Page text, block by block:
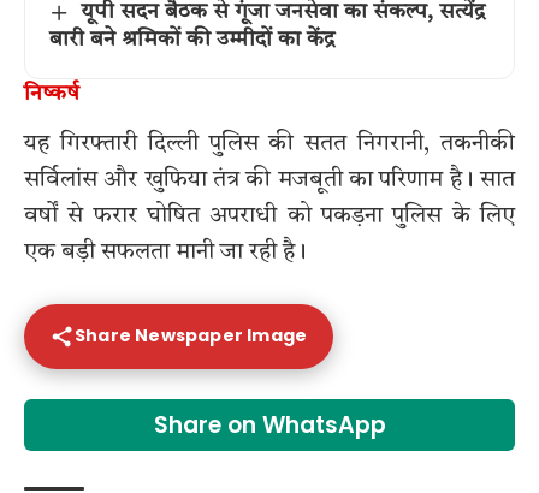
यूपी सदन बैठक से गूंजा जनसेवा का संकल्प, सत्येंद्र
बारी बने श्रमिकों की उम्मीदों का केंद्र
निष्कर्ष
यह गिरफ्तारी दिल्ली पुलिस की सतत निगरानी, तकनीकी
सर्विलांस और खुफिया तंत्र की मजबूती का परिणाम है। सात
वर्षों से फरार घोषित अपराधी को पकड़ना पुलिस के लिए
एक बड़ी सफलता मानी जा रही है।
Share Newspaper Image
Share on WhatsApp